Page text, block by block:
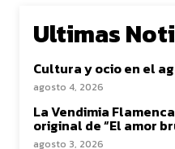
Ultimas
Cultura y ocio en el
agosto 4, 2026
La Vendimia
original de “El amor
agosto 3, 2026